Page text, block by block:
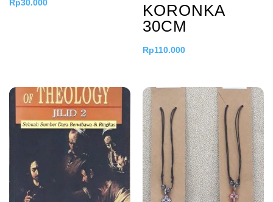
Rp30.000
KORONKA
30CM
Rp110.000